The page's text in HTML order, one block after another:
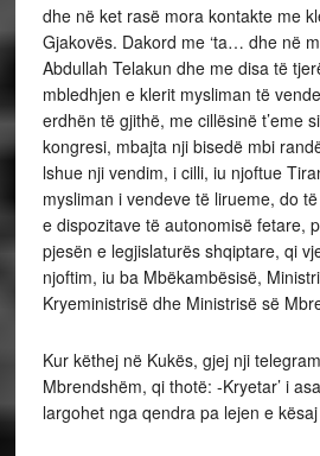
dhe në ket rasë mora kontakte me
Gjakovës. Dakord me ‘ta… dhe në
Abdullah Telakun dhe me disa të
mbledhjen e klerit mysliman të
erdhën të gjithë, me cillësinë t’eme
kongresi, mbajta nji bisedë mbi
lshue nji vendim, i cilli, iu njoftue
mysliman i vendeve të lirueme, do
e dispozitave të autonomisë fetare,
pjesën e legjislaturës shqiptare, qi
njoftim, iu ba Mbëkambësisë,
Kryeministrisë dhe Ministrisë së
Kur këthej në Kukës, gjej nji
Mbrendshëm, qi thotë: -Kryetar’ i
largohet nga qendra pa lejen e